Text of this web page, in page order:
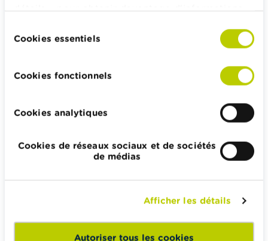
consultable dans son intégralité
duCookies essentiels
Cookies fonctionnels
Cookies analytiques
Cookies de réseaux sociaux et de sociétés
de médias
Afficher les détails
Autoriser tous les cookies
PLUS À PROPOS
Le gage
Budget, payer, emprunter et assurer
Pension et préparation de la retraite